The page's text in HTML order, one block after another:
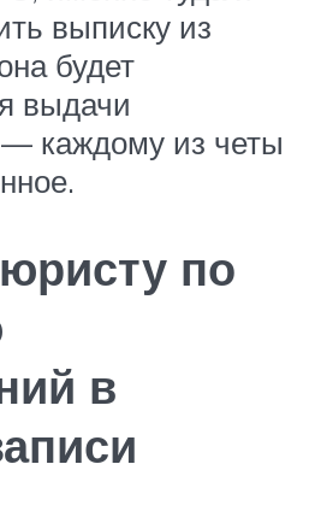
выписку из
будет
выдачи
— каждому из четы
по
в